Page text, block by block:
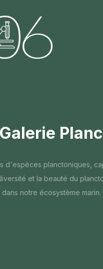
d'espèces planctoniques,
et la beauté du
notre écosystème marin.